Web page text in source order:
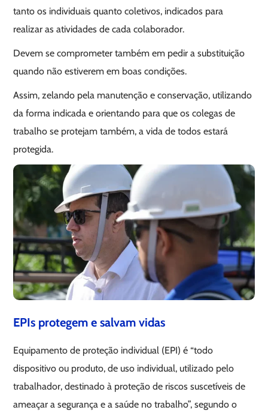
tanto os individuais quanto coletivos, indicados para
realizar as atividades de cada colaborador.
Devem se comprometer também em pedir a substituição
quando não estiverem em boas condições.
Assim, zelando pela manutenção e conservação, utilizando
da forma indicada e orientando para que os colegas de
trabalho se protejam também, a vida de todos estará
protegida.
EPIs protegem e salvam vidas
Equipamento de proteção individual (EPI) é “todo
dispositivo ou produto, de uso individual, utilizado pelo
trabalhador, destinado à proteção de riscos suscetíveis de
ameaçar a segurança e a saúde no trabalho”, segundo o